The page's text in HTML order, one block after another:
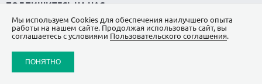
ПОДПИШИТЕСЬ НА НАС
ЯНДЕКС.ДЗЕН
Мы используем Сookies для обеспечения наилучшего опыта
работы на нашем сайте. Продолжая использовать сайт, вы
соглашаетесь с условиями Пользовательского соглашения.
ПОНЯТНО